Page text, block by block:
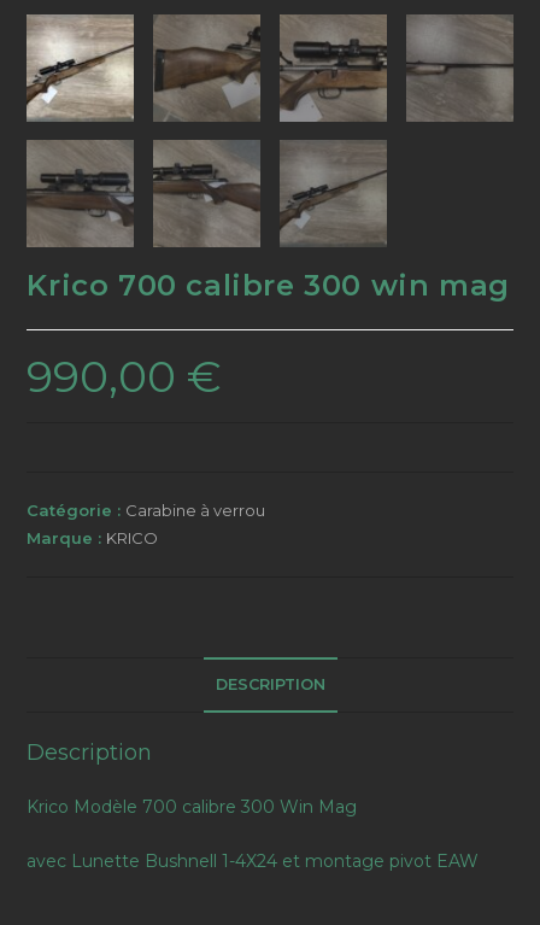
Krico 700 calibre 300 win mag
990,00 €
Catégorie : Carabine à verrou
Marque : KRICO
DESCRIPTION
Description
Krico Modèle 700 calibre 300 Win Mag
avec Lunette Bushnell 1-4X24 et montage pivot EAW